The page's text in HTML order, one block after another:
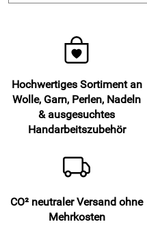
Hochwertiges Sortiment an
Wolle, Garn, Perlen, Nadeln
& ausgesuchtes
Handarbeitszubehör
CO² neutraler Versand ohne
Mehrkosten